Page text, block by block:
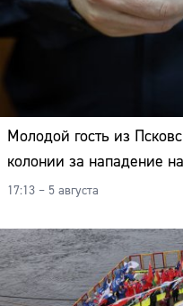
Молодой гость из
колонии за нападение
17:13 – 5 августа